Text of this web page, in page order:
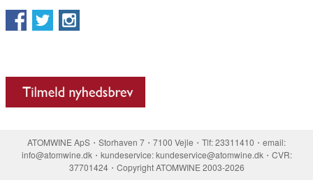
ATOMWINE ApS・Storhaven 7・7100 Vejle・Tlf: 23311410・email:
info@atomwine.dk・kundeservice: kundeservice@atomwine.dk・CVR:
37701424・Copyright ATOMWINE 2003-2026